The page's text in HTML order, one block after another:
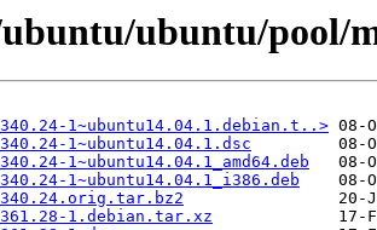
ubuntu/pool/
1~ubuntu14.04.1.debian.t..>
1~ubuntu14.04.1.dsc
1~ubuntu14.04.1_amd64.deb
1~ubuntu14.04.1_i386.deb
1.debian.tar.xz